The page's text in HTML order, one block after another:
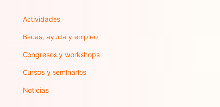
Actividades
Becas, ayuda y empleo
Congresos y workshops
Cursos y seminarios
Noticias